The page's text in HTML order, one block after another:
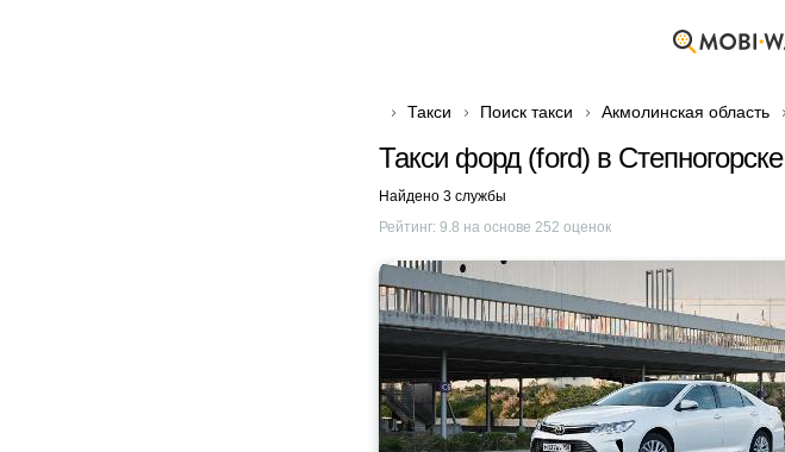
Такси Поиск такси Акмолинская область
Такси форд (ford) в Степногорске
Найдено 3 службы
Рейтинг: 9.8 на основе 252 оценок